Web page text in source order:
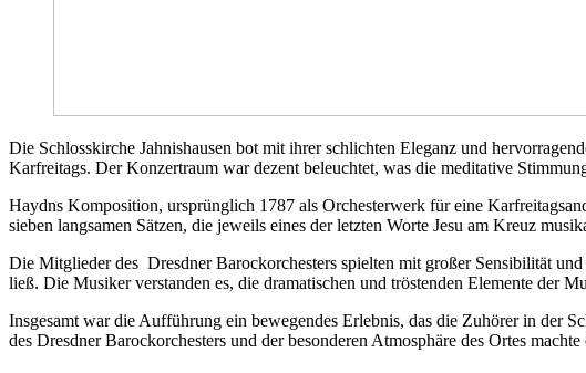
Die Schlosskirche Jahnishausen bot mit ihrer schlichten Eleganz und
Karfreitags. Der Konzertraum war dezent beleuchtet, was die meditative
Haydns Komposition, ursprünglich 1787 als Orchesterwerk für eine
sieben langsamen Sätzen, die jeweils eines der letzten Worte Jesu am Kreuz
Die Mitglieder des Dresdner Barockorchesters spielten mit großer Sensibilität
ließ. Die Musiker verstanden es, die dramatischen und tröstenden Elemente der
Insgesamt war die Aufführung ein bewegendes Erlebnis, das die Zuhörer in der
des Dresdner Barockorchesters und der besonderen Atmosphäre des Ortes